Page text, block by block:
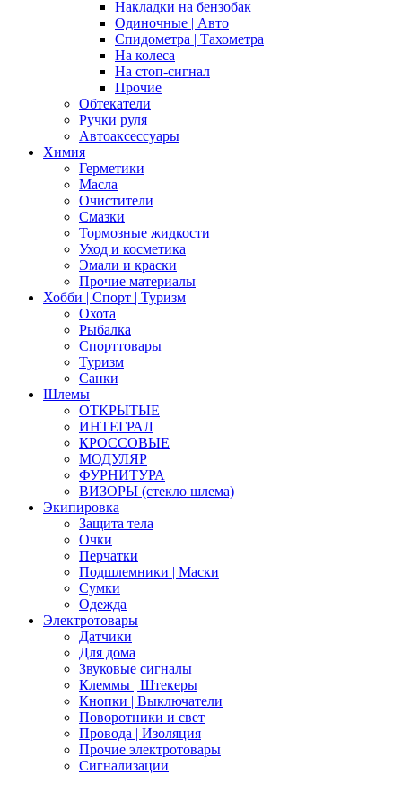
Накладки на бензобак
Одиночные | Авто
Спидометра | Тахометра
На колеса
На стоп-сигнал
Прочие
Обтекатели
Ручки руля
Автоаксессуары
Химия
Герметики
Масла
Очистители
Смазки
Тормозные жидкости
Уход и косметика
Эмали и краски
Прочие материалы
Хобби | Cпорт | Туризм
Охота
Рыбалка
Спорттовары
Туризм
Санки
Шлемы
ОТКРЫТЫЕ
ИНТЕГРАЛ
КРОССОВЫЕ
МОДУЛЯР
ФУРНИТУРА
ВИЗОРЫ (стекло шлема)
Экипировка
Защита тела
Очки
Перчатки
Подшлемники | Маски
Сумки
Одежда
Электротовары
Датчики
Для дома
Звуковые сигналы
Клеммы | Штекеры
Кнопки | Выключатели
Поворотники и свет
Провода | Изоляция
Прочие электротовары
Сигнализации